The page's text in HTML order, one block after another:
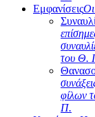
Εμφανίσεις
του Θ.
φίλων
Π.